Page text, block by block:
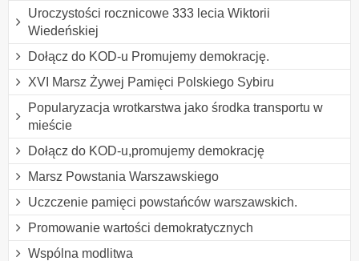
Uroczystości rocznicowe 333 lecia Wiktorii
Wiedeńskiej
Dołącz do KOD-u Promujemy demokrację.
XVI Marsz Żywej Pamięci Polskiego Sybiru
Popularyzacja wrotkarstwa jako środka transportu w
mieście
Dołącz do KOD-u,promujemy demokrację
Marsz Powstania Warszawskiego
Uczczenie pamięci powstańców warszawskich.
Promowanie wartości demokratycznych
Wspólna modlitwa